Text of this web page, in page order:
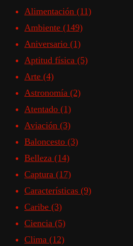
Alimentación (11)
Ambiente (149)
Aniversario (1)
Aptitud física (5)
Arte (4)
Astronomía (2)
Atentado (1)
Aviación (3)
Baloncesto (3)
Belleza (14)
Captura (17)
Características (9)
Caribe (3)
Ciencia (5)
Clima (12)